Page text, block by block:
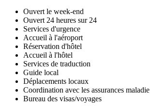
Ouvert le week-end
Ouvert 24 heures sur 24
Services d'urgence
Accueil à l'aéroport
Réservation d'hôtel
Accueil à l'hôtel
Services de traduction
Guide local
Déplacements locaux
Coordination avec les assurances maladie
Bureau des visas/voyages